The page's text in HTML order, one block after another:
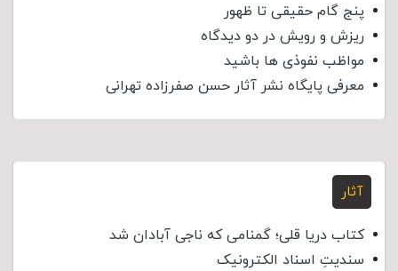
پنج گام حقیقی تا ظهور
ریزش و رویش در دو دیدگاه
مواظب نفوذی‌ ها باشید
معرفی پایگاه نشر آثار حسن صفرزاده تهرانی
آثار
کتاب دریا قلی؛ گمنامی که ناجی آبادان شد
سندیتِ اسناد الکترونیک